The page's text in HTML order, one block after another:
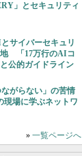
」とセキュリティ
サイバーセキュリ
地 「17万行のAIコ
公的ガイドライン
ながらない」の苦情
場に学ぶネットワ
» 一覧ページへ